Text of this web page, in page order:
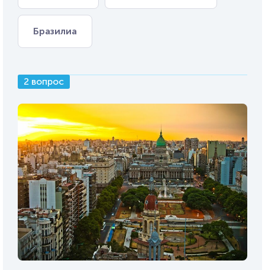
Бразилиа
2 вопрос